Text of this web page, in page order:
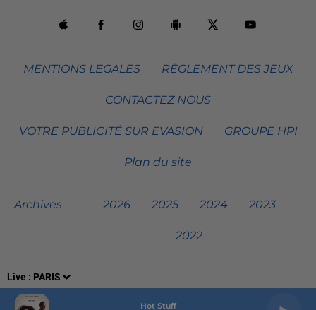
Live : PARIS
Hot Stuff
MENTIONS LEGALES RÈGLEMENT DES JEUX
CONTACTEZ NOUS
VOTRE PUBLICITÉ SUR EVASION GROUPE HPI
Plan du site
Archives 2026 2025 2024 2023
2022